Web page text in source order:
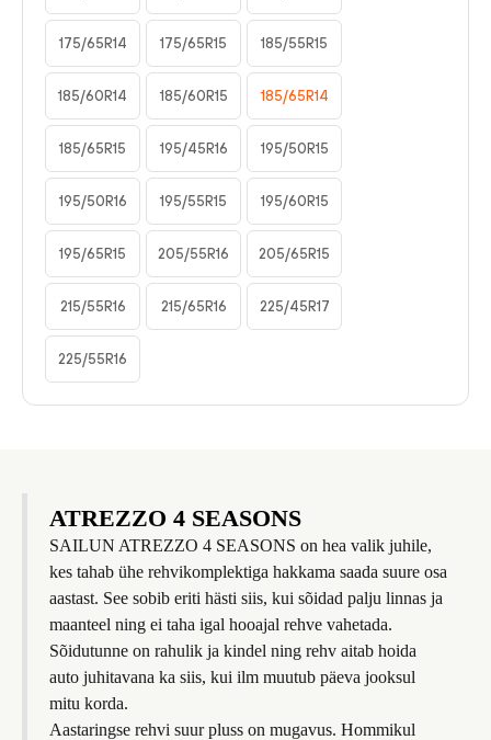
175/65R14 175/65R15 185/55R15
185/60R14 185/60R15 185/65R14
185/65R15 195/45R16 195/50R15
195/50R16 195/55R15 195/60R15
195/65R15 205/55R16 205/65R15
215/55R16 215/65R16 225/45R17
225/55R16
ATREZZO 4 SEASONS
SAILUN ATREZZO 4 SEASONS on hea valik juhile,
kes tahab ühe rehvikomplektiga hakkama saada suure osa
aastast. See sobib eriti hästi siis, kui sõidad palju linnas ja
maanteel ning ei taha igal hooajal rehve vahetada.
Sõidutunne on rahulik ja kindel ning rehv aitab hoida
auto juhitavana ka siis, kui ilm muutub päeva jooksul
mitu korda.
Aastaringse rehvi suur pluss on mugavus. Hommikul